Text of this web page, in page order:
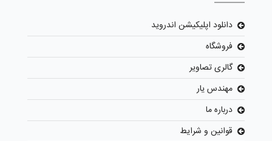
دانلود اپلیکیشن اندروید
فروشگاه
گالری تصاویر
مهندس یار
درباره ما
قوانین و شرایط